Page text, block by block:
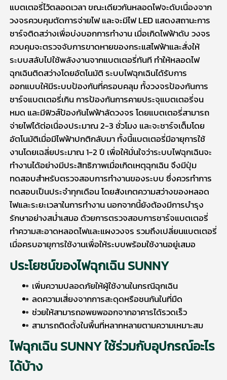
แบตเตอรี่ไว้ตลอดเวลา ขณะเดียวกันหลอดไฟจะดับเนื่องจาก
วงจรควบคุมตัดการจ่ายไฟ และจะมีไฟ LED แสดงสถานะการ
ชาร์จติดสว่างเพื่อบ่งบอกการทำงาน เมื่อเกิดไฟฟ้าดับ วงจร
ควบคุมจะตรวจจับการขาดหายของกระแสไฟฟ้าและสั่งให้
ระบบสลับไปใช้พลังงานจากแบตเตอรี่ทันที ทำให้หลอดไฟ
ฉุกเฉินติดสว่างโดยอัตโนมัติ ระบบไฟฉุกเฉินได้รับการ
ออกแบบให้มีระบบป้องกันที่ครอบคลุม ทั้งวงจรป้องกันการ
ชาร์จแบตเตอรี่เกิน การป้องกันการคายประจุแบตเตอรี่จน
หมด และมีฟิวส์ป้องกันไฟฟ้าลัดวงจร โดยแบตเตอรี่สามารถ
จ่ายไฟได้ต่อเนื่องประมาณ 2-3 ชั่วโมง และจะชาร์จเต็มโดย
อัตโนมัติเมื่อมีไฟฟ้าปกติกลับมา ทั้งนี้แบตเตอรี่มีอายุการใช้
งานโดยเฉลี่ยประมาณ 1-2 ปี เพื่อให้มั่นใจว่าระบบไฟฉุกเฉินจะ
ทำงานได้อย่างมีประสิทธิภาพเมื่อเกิดเหตุฉุกเฉิน จึงมีปุ่ม
ทดสอบสำหรับตรวจสอบการทำงานของระบบ ซึ่งควรทำการ
ทดสอบเป็นประจำทุกเดือน โดยสังเกตความสว่างของหลอด
ไฟและระยะเวลาในการทำงาน นอกจากนี้ยังต้องมีการบำรุง
รักษาอย่างสม่ำเสมอ ด้วยการตรวจสอบการชาร์จแบตเตอรี่
ทำความสะอาดหลอดไฟและแผงวงจร รวมถึงเปลี่ยนแบตเตอรี่
เมื่อครบอายุการใช้งานเพื่อให้ระบบพร้อมใช้งานอยู่เสมอ
ประโยชน์ของไฟฉุกเฉิน SUNNY
เพิ่มความปลอดภัยให้ผู้ใช้งานในกรณีฉุกเฉิน
ลดความเสี่ยงจากการสะดุดหรือชนกันในที่มืด
ช่วยให้สามารถอพยพออกจากอาคารได้รวดเร็ว
สามารถติดตั้งในพื้นที่หลากหลายตามความเหมาะสม
ไฟฉุกเฉิน SUNNYใช้ร่วมกับอุปกรณ์อะไร
ได้บ้าง